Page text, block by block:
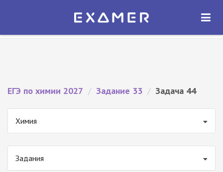
Экзамер — ЕГЭ 2027
ОТКРЫТЬ
ЕГЭ по химии 2027 / Задание 33 / Задача 44
Химия
Задания